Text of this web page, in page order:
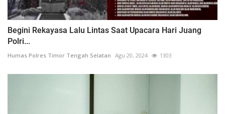
Begini Rekayasa Lalu Lintas Saat Upacara Hari Juang
Polri...
Humas Polres Timor Tengah Selatan Agu 20, 2024 1303